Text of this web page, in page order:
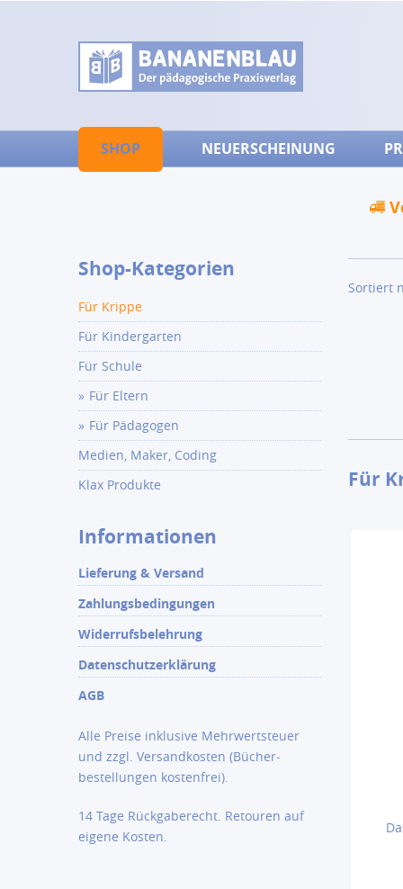
SHOP NEUERSCHEINUNG
Sortiert
Für
Shop-Kategorien
Für Krippe
Für Kindergarten
Für Schule
Für Eltern
Für Pädagogen
Medien, Maker, Coding
Klax Produkte
Informationen
Lieferung & Versand
Zahlungsbedingungen
Widerrufsbelehrung
Datenschutzerklärung
AGB
Alle Preise inklusive Mehrwertsteuer
und zzgl. Versandkosten (Bücher­
bestellungen kostenfrei).
14 Tage Rückgaberecht. Retouren auf
eigene Kosten.